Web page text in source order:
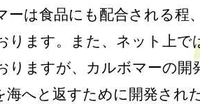
ーは食品にも配合される程
ります。また、ネット上で
りますが、カルボマーの開
海へと返すために開発され